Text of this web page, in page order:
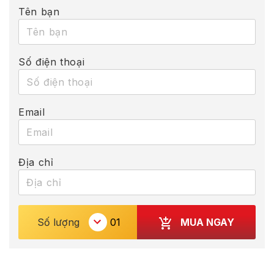
Tên bạn
Số điện thoại
Email
Địa chỉ
Số lượng MUA NGAY